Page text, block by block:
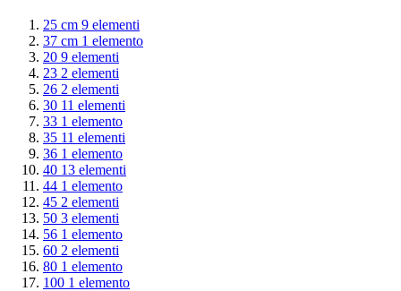
25 cm 9 elementi
37 cm 1 elemento
20 9 elementi
23 2 elementi
26 2 elementi
30 11 elementi
33 1 elemento
35 11 elementi
36 1 elemento
40 13 elementi
44 1 elemento
45 2 elementi
50 3 elementi
56 1 elemento
60 2 elementi
80 1 elemento
100 1 elemento